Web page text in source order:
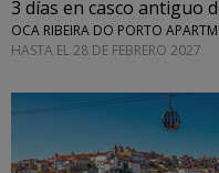
3 días en casco antiguo
OCA RIBEIRA DO PORTO
HASTA EL 28 DE FEBRERO 2027